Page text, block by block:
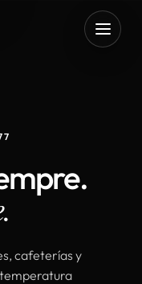
cafeterías y